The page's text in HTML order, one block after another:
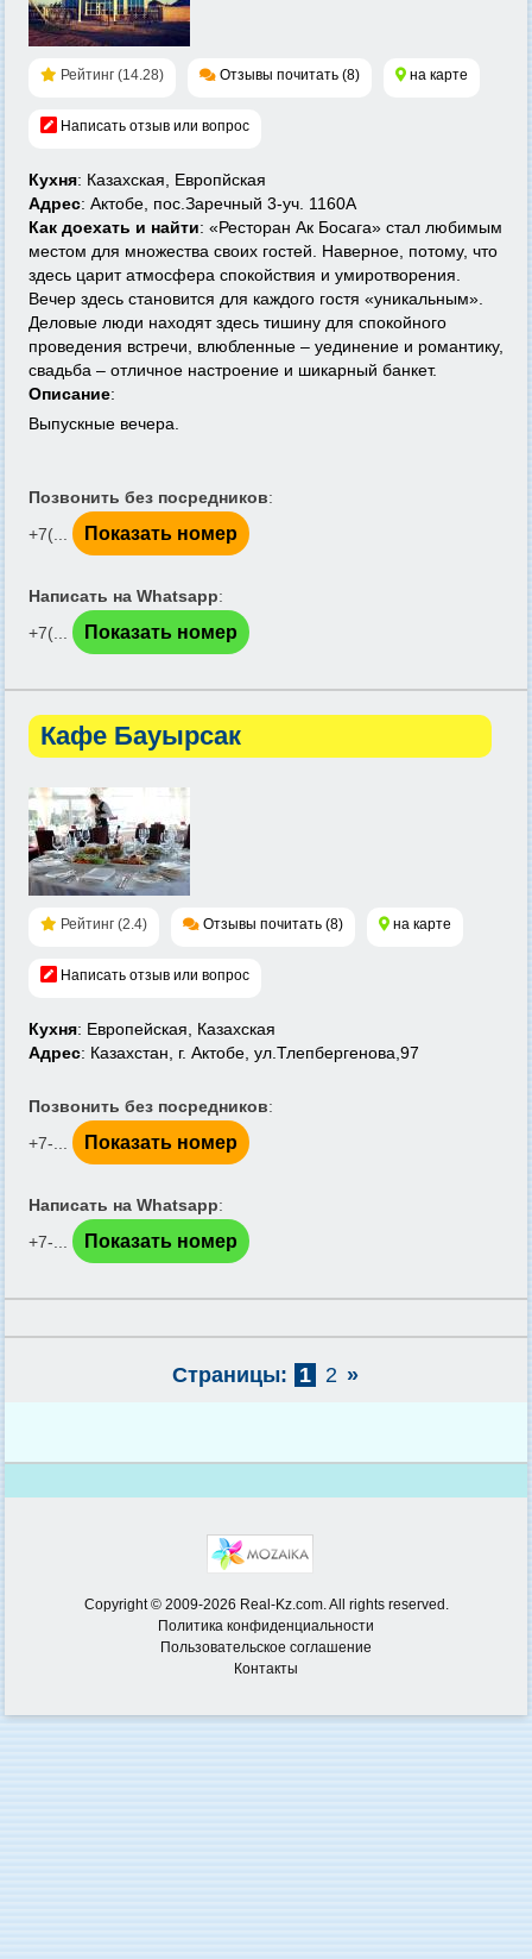
Рейтинг (14.28) Отзывы почитать (8) на карте
Написать отзыв или вопрос
Кухня: Казахская, Европйская
Адрес: Актобе, пос.Заречный 3-уч. 1160А
Как доехать и найти: «Ресторан Ак Босага» стал любимым
местом для множества своих гостей. Наверное, потому, что
здесь царит атмосфера спокойствия и умиротворения.
Вечер здесь становится для каждого гостя «уникальным».
Деловые люди находят здесь тишину для спокойного
проведения встречи, влюбленные – уединение и романтику,
свадьба – отличное настроение и шикарный банкет.
Описание:
Выпускные вечера.
Позвонить без посредников:
+7(...
Показать номер
Написать на Whatsapp:
+7(...
Показать номер
Кафе Бауырсак
Рейтинг (2.4) Отзывы почитать (8) на карте
Написать отзыв или вопрос
Кухня: Европейская, Казахская
Адрес: Казахстан, г. Актобе, ул.Тлепбергенова,97
Позвонить без посредников:
+7-...
Показать номер
Написать на Whatsapp:
+7-...
Показать номер
Страницы: 1 2 »
Copyright © 2009-2026 Real-Kz.com. All rights reserved.
Политика конфиденциальности
Пользовательское соглашение
Контакты